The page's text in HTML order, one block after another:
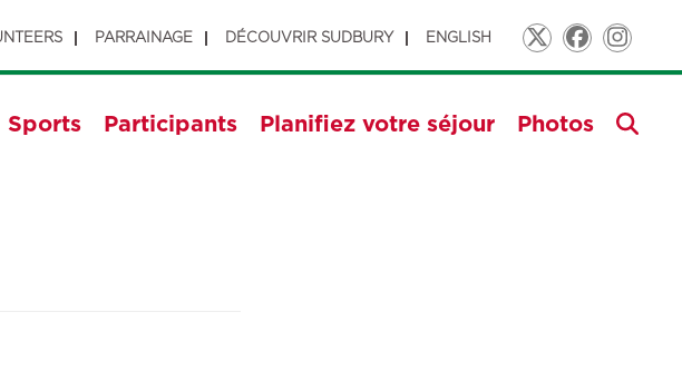
PARRAINAGE DÉCOUVRIR SUDBURY ENGLISH Twitter
Sports Participants Planifiez votre séjour Photos